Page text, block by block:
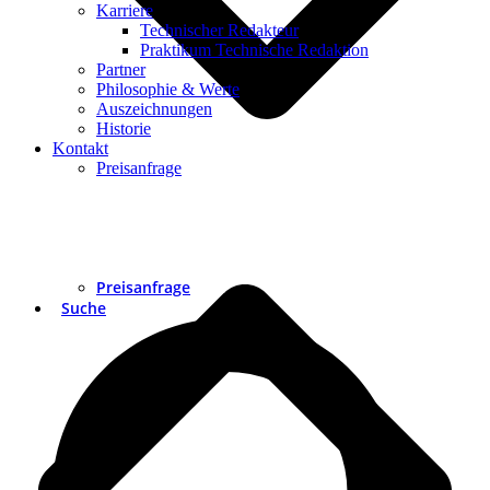
Preisanfrage
Suche
Karriere
Technischer Redakteur
Praktikum Technische Redaktion
Partner
Philosophie & Werte
Auszeichnungen
Historie
Kontakt
Preisanfrage